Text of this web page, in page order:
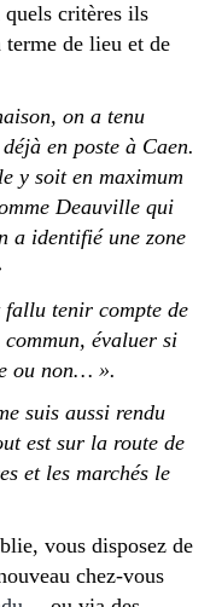
quels critères ils
de lieu et de
on a tenu
en poste à Caen.
y soit en maximum
Deauville qui
a identifié une zone
fallu tenir compte de
évaluer si
ou non… ».
suis aussi rendu
est sur la route de
et les marchés le
vous disposez de
chez-vous